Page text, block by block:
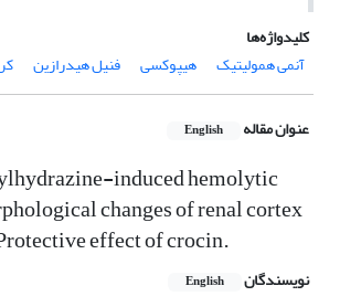
کلیدواژه‌ها
آنمی همولیتیک
هیپوکسی فنیل هیدرازین
عنوان مقاله English
induced hemolytic
changes of renal cortex
effect of crocin.
نویسندگان English